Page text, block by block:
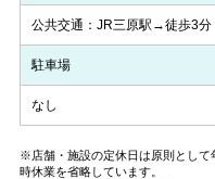
公共交通：JR三原駅→徒歩3分
駐車場
なし
※店舗・施設の定休日は原則として
時休業を省略しています。